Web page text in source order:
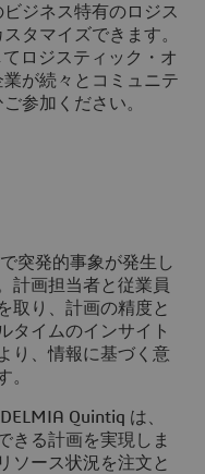
ジネス特有のロジス
タマイズできます。
ロジスティック・オ
が続々とコミュニテ
参加ください。
突発的事象が発生し
計画担当者と従業員
取り、計画の精度と
タイムのインサイト
り、情報に基づく意
。
DELMIA Quintiq は、
きる計画を実現しま
ソース状況を注文と